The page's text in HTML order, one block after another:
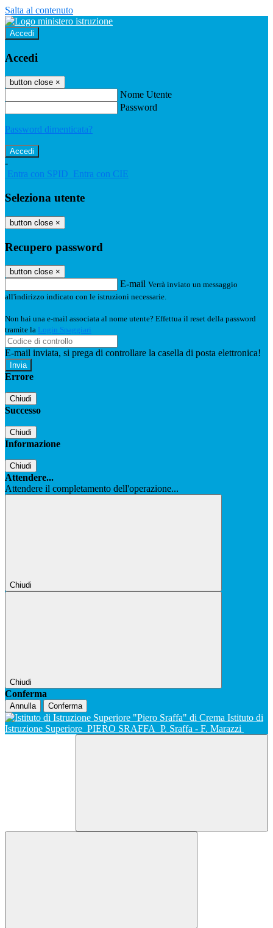
Salta al contenuto
Accedi
Accedi
button close ×
Nome Utente
Password
Password dimenticata?
-
Entra con SPID Entra con CIE
Seleziona utente
button close ×
Recupero password
button close ×
E-mail Verrà inviato un messaggio
all'indirizzo indicato con le istruzioni necessarie.
Non hai una e-mail associata al nome utente? Effettua il reset della password
tramite la Login Spaggiari
E-mail inviata, si prega di controllare la casella di posta elettronica!
Errore
Chiudi
Successo
Chiudi
Informazione
Chiudi
Attendere...
Attendere il completamento dell'operazione...
Chiudi
Chiudi
Conferma
Annulla Conferma
Istituto di
Istruzione Superiore PIERO SRAFFA P. Sraffa - F. Marazzi